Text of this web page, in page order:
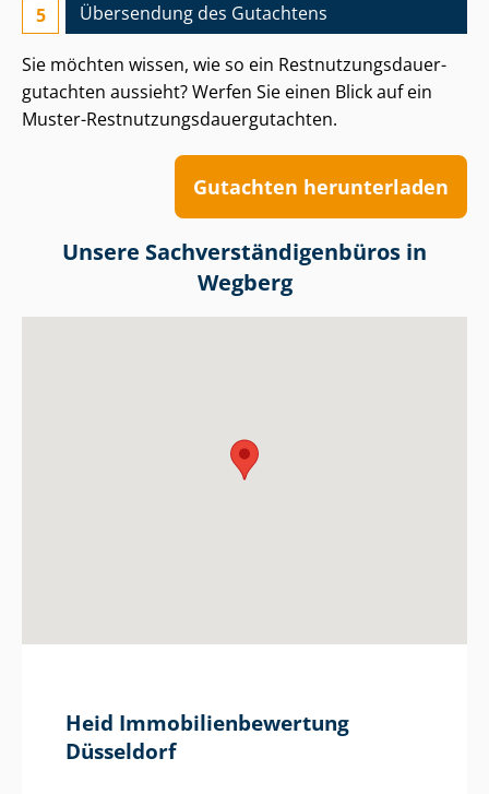
Übersendung des Gutachtens
Sie möchten wissen, wie so ein Rest­nut­zungs­dau­er­
gut­ach­ten aussieht? Werfen Sie einen Blick auf ein
Muster-Rest­nut­zungs­dau­er­gut­ach­ten.
Gutachten herunterladen
Unsere Sach­ver­stän­di­gen­bü­ros in
Wegberg
Heid Im­mo­bi­li­en­be­wer­tung
Düsseldorf